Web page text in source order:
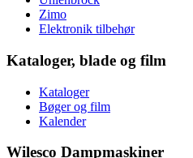
Zimo
Elektronik tilbehør
Kataloger, blade og film
Kataloger
Bøger og film
Kalender
Wilesco Dampmaskiner